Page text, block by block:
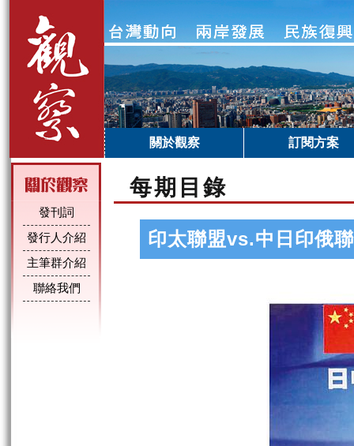
關於觀察 訂閱方案
發刊詞
發行人介紹
主筆群介紹
聯絡我們
每期目錄
印太聯盟vs.中日印俄